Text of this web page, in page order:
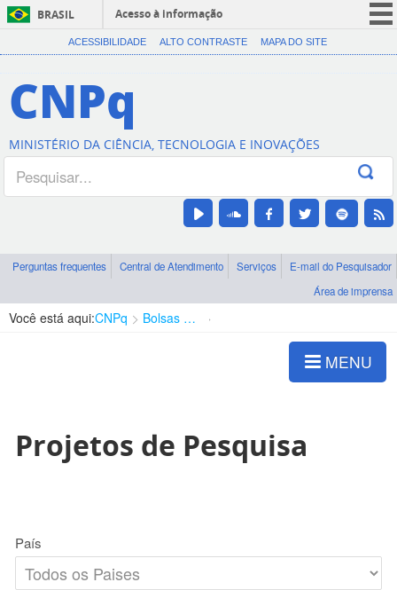
BRASIL
Acesso à informação
CORONAVÍRUS (COVID-19)
Canais
ACESSIBILIDADE ALTO CONTRASTE MAPA DO SITE
CNPq
MINISTÉRIO DA CIÊNCIA, TECNOLOGIA E INOVAÇÕES
Perguntas frequentes Central de Atendimento Serviços
E-mail do Pesquisador
Área de imprensa
Você está aqui:CNPq Bolsas e Auxílios Vigentes
MENU
Projetos de Pesquisa
País